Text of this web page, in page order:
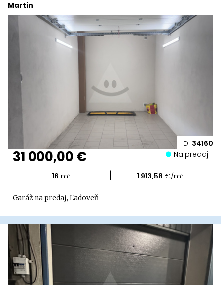
ID: 34160
Martin
31 000,00 € Na predaj
16 m² | 1 913,58 €/m²
Garáž na predaj, Ľadoveň